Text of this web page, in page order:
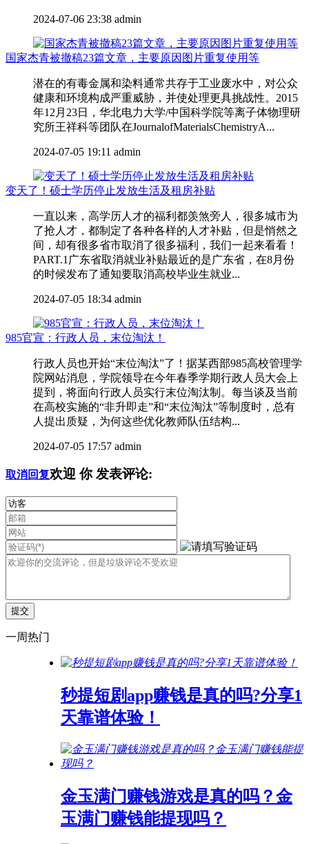
2024-07-06 23:38 admin
国家杰青被撤稿23篇文章，主要原因图片重复使用等
潜在的有毒金属和染料通常共存于工业废水中，对公众
健康和环境构成严重威胁，并使处理更具挑战性。2015
年12月23日，华北电力大学/中国科学院等离子体物理研
究所王祥科等团队在JournalofMaterialsChemistryA...
2024-07-05 19:11 admin
变天了！硕士学历停止发放生活及租房补贴
一直以来，高学历人才的福利都羡煞旁人，很多城市为
了抢人才，都制定了各种各样的人才补贴，但是悄然之
间，却有很多省市取消了很多福利，我们一起来看看！
PART.1广东省取消就业补贴最近的是广东省，在8月份
的时候发布了通知要取消高校毕业生就业...
2024-07-05 18:34 admin
985官宣：行政人员，末位淘汰！
行政人员也开始“末位淘汰”了！据某西部985高校管理学
院网站消息，学院领导在今年春季学期行政人员大会上
提到，将面向行政人员实行末位淘汰制。每当谈及当前
在高校实施的“非升即走”和“末位淘汰”等制度时，总有
人提出质疑，为何这些优化教师队伍结构...
2024-07-05 17:57 admin
取消回复欢迎 你发表评论:
一周热门
秒提短剧app赚钱是真的吗?分享1
天靠谱体验！
金玉满门赚钱游戏是真的吗？金
玉满门赚钱能提现吗？